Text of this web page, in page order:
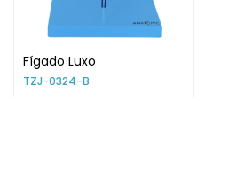
Fígado Luxo
TZJ-0324-B